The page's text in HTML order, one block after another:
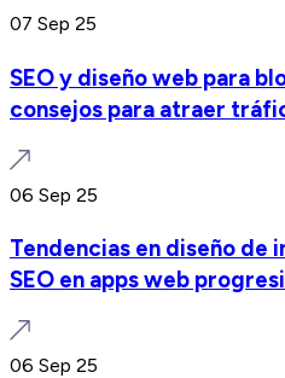
07 Sep 25
SEO y diseño web para
consejos para atraer
06 Sep 25
Tendencias en diseño de
SEO en apps web
06 Sep 25